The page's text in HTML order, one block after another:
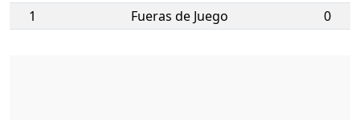
1
Fueras de Juego 0